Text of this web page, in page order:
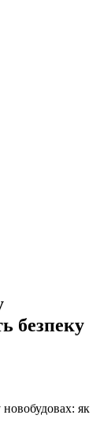
безпеку
новобудовах: як